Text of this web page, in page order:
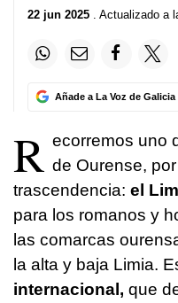
22 jun 2025 . Actualizado a
Añade a La Voz de
R ecorremos uno
de Ourense,
trascendencia: el
para los romanos y
las comarcas
la alta y baja Limia.
internacional, que